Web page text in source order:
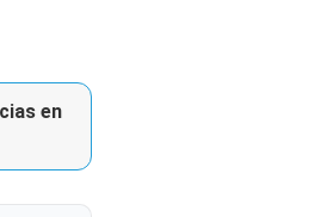
en